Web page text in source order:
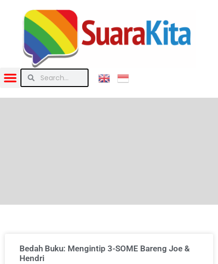
Bedah Buku: Mengintip 3-SOME Bareng Joe &
Hendri